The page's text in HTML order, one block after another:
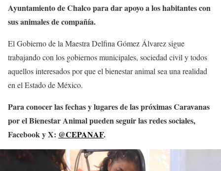
Ayuntamiento de Chalco para dar apoyo a los habitantes con
sus animales de compañía.
El Gobierno de la Maestra Delfina Gómez Álvarez sigue
trabajando con los gobiernos municipales, sociedad civil y todos
aquellos interesados por que el bienestar animal sea una realidad
en el Estado de México.
Para conocer las fechas y lugares de las próximas Caravanas
por el Bienestar Animal pueden seguir las redes sociales,
Facebook y X: @CEPANAF.